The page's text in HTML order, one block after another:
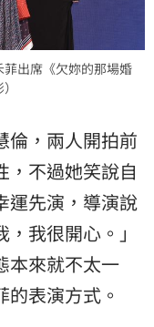
菲出席《欠妳的那場婚
倫，兩人開拍前
，不過她笑說自
運先演，導演說
我很開心。」
本來就不太一
表演方式。